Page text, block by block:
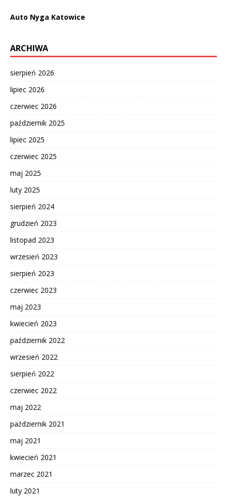
Auto Nyga Katowice
ARCHIWA
sierpień 2026
lipiec 2026
czerwiec 2026
październik 2025
lipiec 2025
czerwiec 2025
maj 2025
luty 2025
sierpień 2024
grudzień 2023
listopad 2023
wrzesień 2023
sierpień 2023
czerwiec 2023
maj 2023
kwiecień 2023
październik 2022
wrzesień 2022
sierpień 2022
czerwiec 2022
maj 2022
październik 2021
maj 2021
kwiecień 2021
marzec 2021
luty 2021